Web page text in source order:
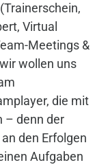
Virtual
Meetings &
wollen uns
die mit
– denn der
den Erfolgen
Aufgaben